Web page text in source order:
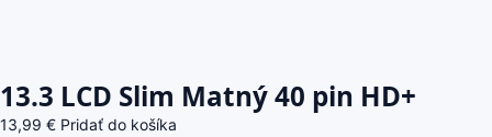
13.3 LCD Slim Matný 40 pin HD+
13,99 € Pridať do košíka